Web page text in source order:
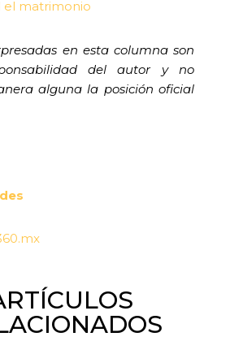
el matrimonio
en esta columna son
del autor y no
alguna la posición oficial